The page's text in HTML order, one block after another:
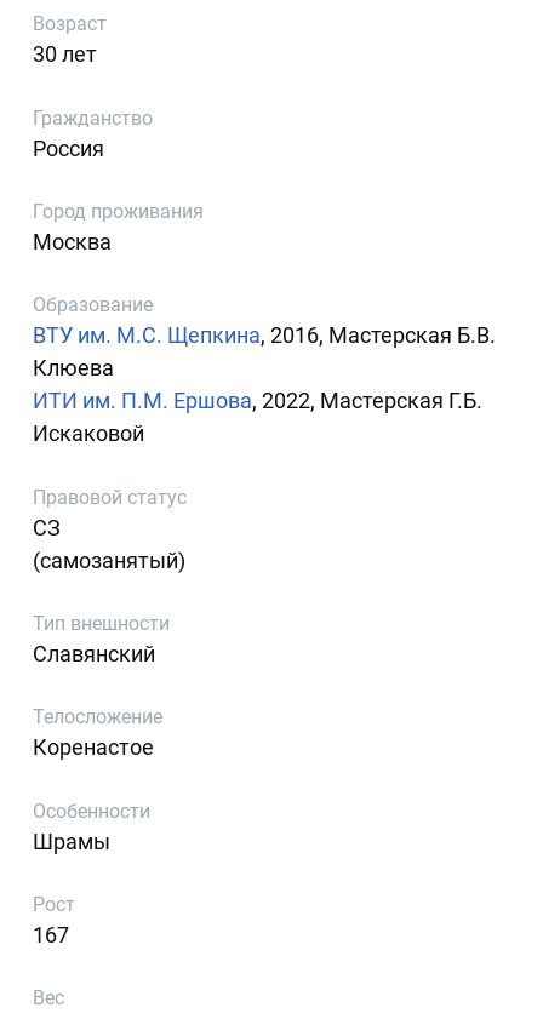
Возраст
30 лет
Гражданство
Россия
Город проживания
Москва
Образование
ВТУ им. М.С. Щепкина, 2016, Мастерская Б.В.
Клюева
ИТИ им. П.М. Ершова, 2022, Мастерская Г.Б.
Искаковой
Правовой статус
СЗ
(самозанятый)
Тип внешности
Славянский
Телосложение
Коренастое
Особенности
Шрамы
Рост
167
Вес